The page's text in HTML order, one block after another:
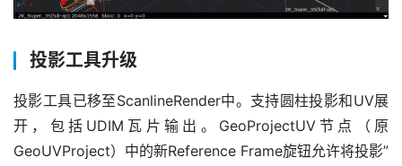
投影工具升级
投影工具已移至ScanlineRender中。支持圆柱投影和UV展
开，包括UDIM瓦片输出。GeoProjectUV节点（原
GeoUVProject）中的新Reference Frame旋钮允许将投影”